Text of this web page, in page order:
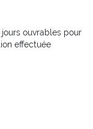
ouvrables pour
effectuée